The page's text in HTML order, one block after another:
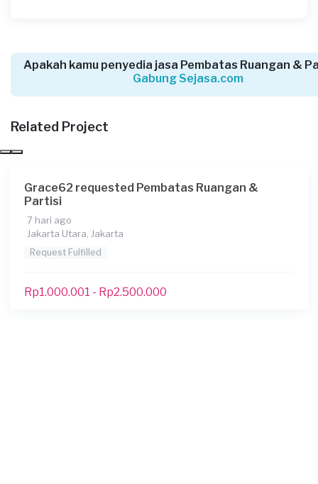
Ramos Johan Sebastian requested Pembatas
Ruangan & Partisi
Request Fulfilled
Dina Fadillah requested Pembatas Ruangan &
Partisi
23 hari yang lalu
Jakarta Selatan, Jakarta
Request Fulfilled
Kurang dari Rp1.000.000
Apakah kamu penyedia jasa Pembatas Ruangan &
Gabung Sejasa.com
Related Project
Grace62 requested Pembatas Ruangan &
Partisi
7 hari ago
Jakarta Utara, Jakarta
Request Fulfilled
Rp1.000.001 - Rp2.500.000